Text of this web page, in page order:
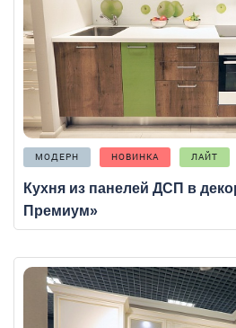
МОДЕРН НОВИНКА ЛАЙТ
Кухня из панелей ДСП в
Премиум»